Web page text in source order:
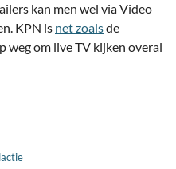
kan men wel via Video
KPN is net zoalsde
weg om live TV kijken overal